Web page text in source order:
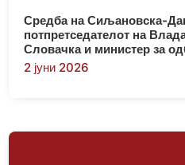
Средба на Сиљановска-
потпретседателот на
Словачка и министер за
2 јуни 2026